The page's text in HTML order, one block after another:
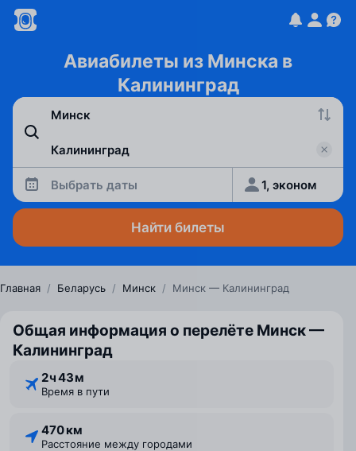
Авиабилеты из Минска в
Калининград
Выбрать даты 1, эконом
Найти билеты
Главная / Беларусь / Минск / Минск — Калининград
Общая информация о перелёте Минск —
Калининград
2 ⁠ч 43 ⁠м
Время в пути
470 км
Расстояние между городами